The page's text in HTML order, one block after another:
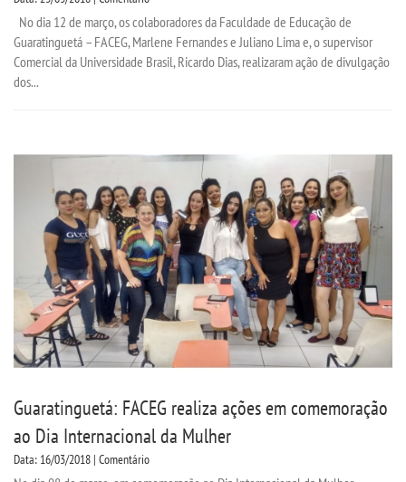
No dia 12 de março, os colaboradores da Faculdade de Educação de
Guaratinguetá – FACEG, Marlene Fernandes e Juliano Lima e, o supervisor
Comercial da Universidade Brasil, Ricardo Dias, realizaram ação de divulgação
dos...
Guaratinguetá: FACEG realiza ações em comemoração
ao Dia Internacional da Mulher
Data: 16/03/2018 | Comentário